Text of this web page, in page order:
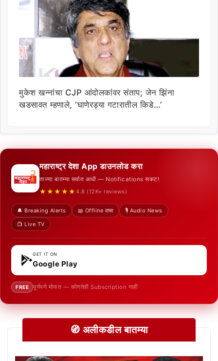
मुकेश खन्नांचा CJP आंदोलकांवर संताप; जेन झिंना
खडसावत म्हणाले, ‘घाणेरड्या गटारातील किडे…’
महाराष्ट्र देशा App डाउनलोड करा
ताज्या बातम्या सर्वात आधी — Notifications सकट!
★★★★★ 4.8 (12K+ reviews)
🔔 Breaking Alerts 📖 Offline वाचा
🎙️ Audio News
📺 Live TV
GET IT ON
Google Play
FREE पूर्णपणे मोफत — कोणतेही Subscription नाही
🧭 अलीकडील बातम्या